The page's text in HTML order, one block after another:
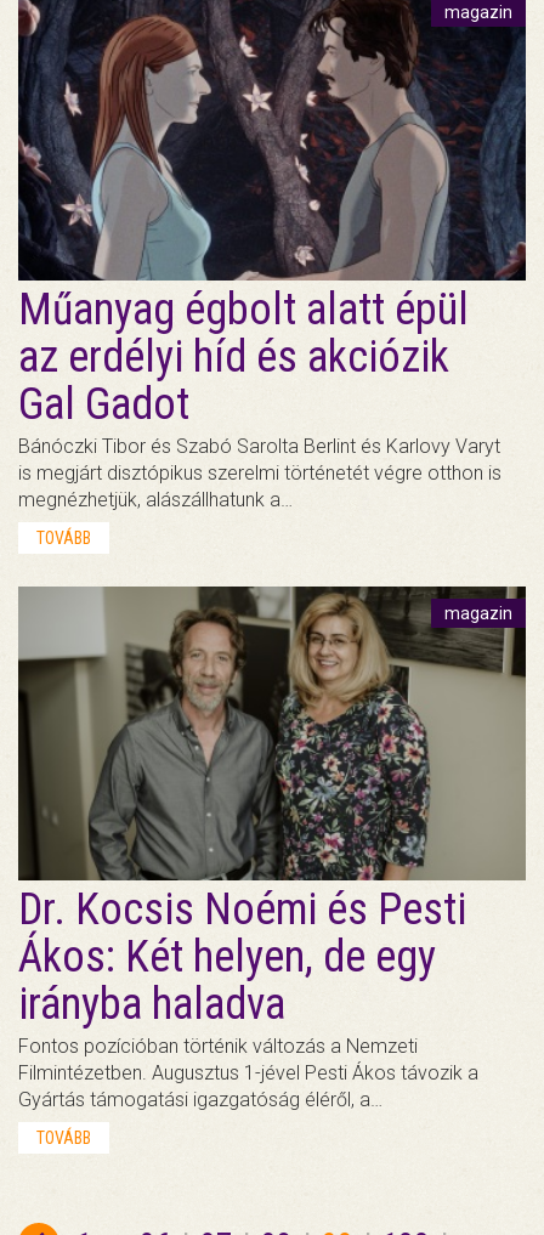
magazin
Műanyag égbolt alatt épül
az erdélyi híd és akciózik
Gal Gadot
Bánóczki Tibor és Szabó Sarolta Berlint és Karlovy Varyt
is megjárt disztópikus szerelmi történetét végre otthon is
megnézhetjük, alászállhatunk a…
TOVÁBB
magazin
Dr. Kocsis Noémi és Pesti
Ákos: Két helyen, de egy
irányba haladva
Fontos pozícióban történik változás a Nemzeti
Filmintézetben. Augusztus 1-jével Pesti Ákos távozik a
Gyártás támogatási igazgatóság éléről, a…
TOVÁBB